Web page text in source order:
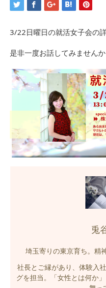
3/22日曜日の就活女子会の詳
是非一度お話してみませんか
兎
埼玉寄りの東京育ち。精
社長とご縁があり、体験入
グを担当。「女性とは何か